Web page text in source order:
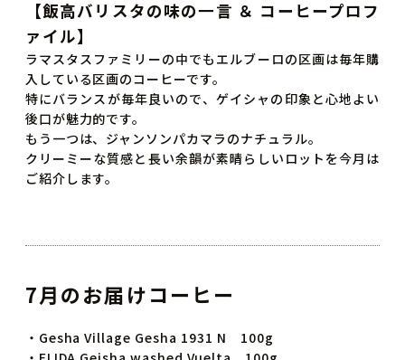
【飯高バリスタの味の一言 ＆ コーヒープロフ
ァイル】
ラマスタスファミリーの中でもエルブーロの区画は毎年購
入している区画のコーヒーです。
特にバランスが毎年良いので、ゲイシャの印象と心地よい
後口が魅力的です。
もう一つは、ジャンソンパカマラのナチュラル。
クリーミーな質感と長い余韻が素晴らしいロットを今月は
ご紹介します。
7月のお届けコーヒー
・Gesha Village Gesha 1931 N 100g